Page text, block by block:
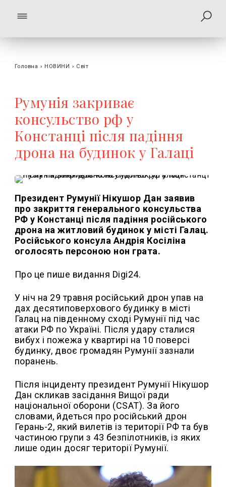
Головна › НОВИНИ › Світ
Румунія закриває
консульство рф у
Констанці після падіння
дрона на будинок у Галаці
Президент Румунії Нікушор Дан заявив
про закриття генерального консульства
РФ у Констанці після падіння російського
дрона на житловий будинок у місті Галац.
Російського консула Андрія Косіліна
оголосять персоною нон грата.
Про це пише видання Digi24.
У ніч на 29 травня російський дрон упав на
дах десятиповерхового будинку в місті
Галац на південному сході Румунії під час
атаки РФ по Україні. Після удару сталися
вибух і пожежа у квартирі на 10 поверсі
будинку, двоє громадян Румунії зазнали
поранень.
Після інциденту президент Румунії Нікушор
Дан скликав засідання Вищої ради
національної оборони (CSAT). За його
словами, йдеться про російський дрон
Герань-2, який вилетів із території РФ та був
частиною групи з 43 безпілотників, із яких
лише один досяг території Румунії.